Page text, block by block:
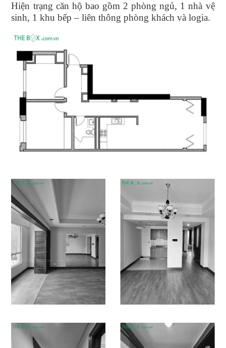
Hiện trạng căn hộ bao gồm 2 phòng ngủ, 1 nhà vệ
sinh, 1 khu bếp – liên thông phòng khách và logia.